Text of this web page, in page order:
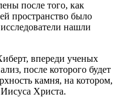
после того, как
пространство было
нашли
впереди ученых
после которого будет
камня, на котором,
Христа.